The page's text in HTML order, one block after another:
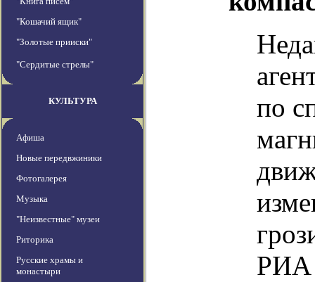
"Кошачий ящик"
"Золотые прииски"
"Сердитые стрелы"
КУЛЬТУРА
Афиша
Новые передвжиники
Фотогалерея
Музыка
"Неизвестные" музеи
Риторика
Русские храмы и
монастыри
по
РИА